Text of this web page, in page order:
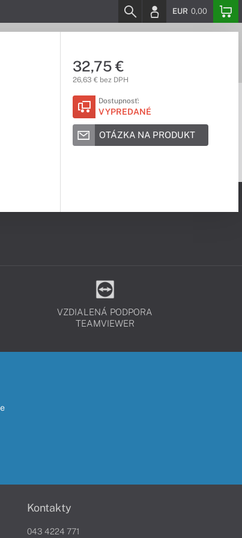
EUR 0,00
32,75 €
26,63 € bez DPH
Dostupnosť:
VYPREDANÉ
OTÁZKA NA PRODUKT
VZDIALENÁ PODPORA
TEAMVIEWER
Kontakty
043 4224 771